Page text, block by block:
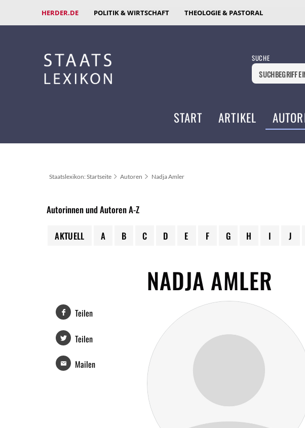
HERDER.DE POLITIK & WIRTSCHAFT THEOLOGIE & PASTORAL
SUCHE
START ARTIKEL
Staatslexikon: Startseite Autoren Nadja Amler
Autorinnen und Autoren A-Z
AKTUELL A B C D E F G H I J
NADJA AMLER
Teilen
Teilen
Mailen